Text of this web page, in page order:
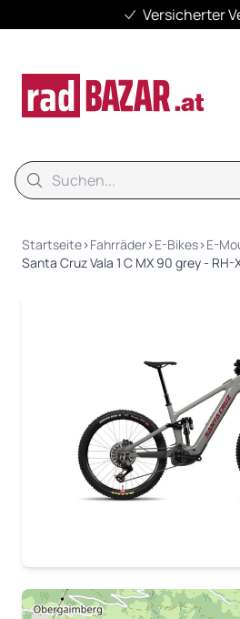
Versicherter
Suche
Startseite›Fahrräder›E-Bikes›E-
Santa Cruz Vala 1 C MX 90 grey - RH-